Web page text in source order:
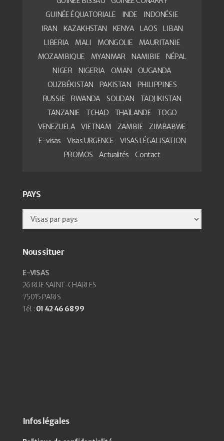
GUINÉE ÉQUATORIALE
INDE
INDONÉSIE
IRAN
KAZAKHSTAN KENYA LAOS
LIBAN
LIBERIA
MALI MONGOLIE
MAURITANIE
MOZAMBIQUE
MYANMAR NAMIBIE
NÉPAL
NIGER
NIGERIA OMAN
OUGANDA
OUZBÉKISTAN
PAKISTAN
PHILIPPINES
RUSSIE
RWANDA SOUDAN
TADJIKISTAN
TANZANIE
TCHAD THAÏLANDE
TOGO
VENEZUELA
VIETNAM ZAMBIE
ZIMBABWE
E-visas
Visas URGENCE
VISAS LÉGALISATION
PROMOS
Actualités Contact
PAYS
Nous situer
E-VISAS
26 RUE SAINT-CHARLES
75015 PARIS
Tél. : 01 42 46 68 99
Infos légales